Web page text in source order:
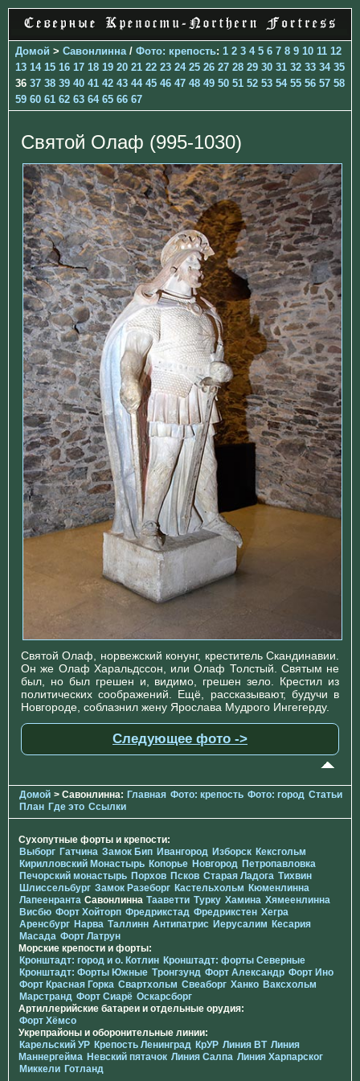
Домой > Савонлинна / Фото: крепость: 1 2 3 4 5 6 7 8 9 10 11 12
13 14 15 16 17 18 19 20 21 22 23 24 25 26 27 28 29 30 31 32 33 34 35
36 37 38 39 40 41 42 43 44 45 46 47 48 49 50 51 52 53 54 55 56 57 58
59 60 61 62 63 64 65 66 67
Святой Олаф (995-1030)
Святой Олаф, норвежский конунг, креститель Скандинавии.
Он же Олаф Харальдссон, или Олаф Толстый. Святым не
был, но был грешен и, видимо, грешен зело. Крестил из
политических соображений. Ещё, рассказывают, будучи в
Новгороде, соблазнил жену Ярослава Мудрого Ингегерду.
Следующее фото ->
Домой > Савонлинна: Главная Фото: крепость Фото: город Статьи
План Где это Ссылки
Сухопутные форты и крепости:
Выборг Гатчина Замок Бип Ивангород Изборск Кексгольм
Кирилловский Монастырь Копорье Новгород Петропавловка
Печорcкий монастырь Порхов Псков Старая Ладога Тихвин
Шлиссельбург Замок Разеборг Кастельхольм Кюменлинна
Лапеенранта Савонлинна Тааветти Турку Хамина Хямеенлинна
Висбю Форт Хойторп Фредрикстад Фредрикстен Хегра
Аренсбург Нарва Таллинн Антипатрис Иерусалим Кесария
Масада Форт Латрун
Морские крепости и форты:
Кронштадт: город и о. Котлин Кронштадт: форты Северные
Кронштадт: Форты Южные Тронгзунд Форт Александр Форт Ино
Форт Красная Горка Свартхольм Свеаборг Ханко Ваксхольм
Марстранд Форт Сиарё Оскарсборг
Артиллерийские батареи и отдельные орудия:
Форт Хёмсо
Укрепрайоны и оборонительные линии:
Карельский УР Крепость Ленинград КрУР Линия ВТ Линия
Маннергейма Невский пятачок Линия Салпа Линия Харпарског
Миккели Готланд